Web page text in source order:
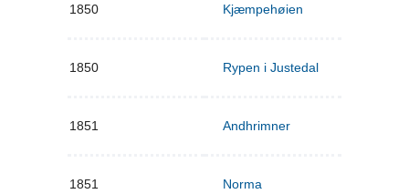
1850 Kjæmpehøien
1850 Rypen i Justedal
1851 Andhrimner
1851 Norma